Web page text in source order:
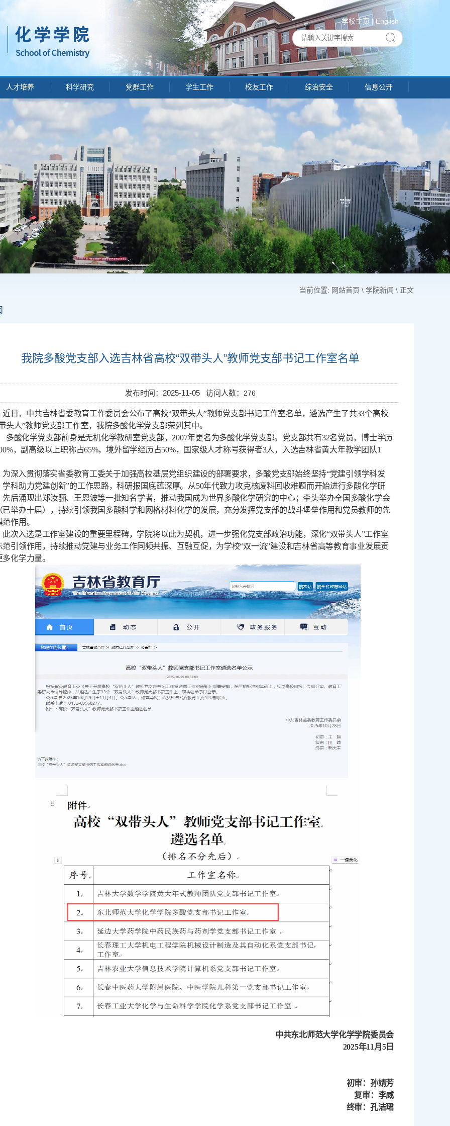
学校主页 |English
人才培养 科学研究 党群工作 学生工作 校友工作 综治安全 信息公开
当前位置: 网站首页 \ 学院新闻 \ 正文
我院多酸党支部入选吉林省高校“双带头人”教师党支部书记工作室名单
发布时间：2025-11-05 访问人数： 276
近日，中共吉林省委教育工作委员会公布了高校“双带头人”教师党支部书记工作室名单，遴选产生了共33个高校
头人”教师党支部工作室，我院多酸化学党支部荣列其中。
多酸化学党支部前身是无机化学教研室党支部，2007年更名为多酸化学党支部。党支部共有32名党员，博士学历
，副高级以上职称占65%，境外留学经历占50%，国家级人才称号获得者3人，入选吉林省黄大年教学团队1
为深入贯彻落实省委教育工委关于加强高校基层党组织建设的部署要求，多酸党支部始终坚持“党建引领学科发
学科助力党建创新”的工作思路，科研报国底蕴深厚。从50年代致力攻克核废料回收难题而开始进行多酸化学研
先后涌现出郑汝骊、王恩波等一批知名学者，推动我国成为世界多酸化学研究的中心；牵头举办全国多酸化学会
已举办十届），持续引领我国多酸科学和网格材料化学的发展，充分发挥党支部的战斗堡垒作用和党员教师的先
作用。
此次入选是工作室建设的重要里程碑， 学院将以此为契机，进一步强化党支部政治功能，深化“双带头人”工作室
范引领作用，持续推动党建与业务工作同频共振、互融互促，为学校“双一流”建设和吉林省高等教育事业发展贡
多化学力量。
中共东北师范大学化学学院委员会
2025年11月 5日
初审：孙婧芳
复审：李威
终审：孔洁珺